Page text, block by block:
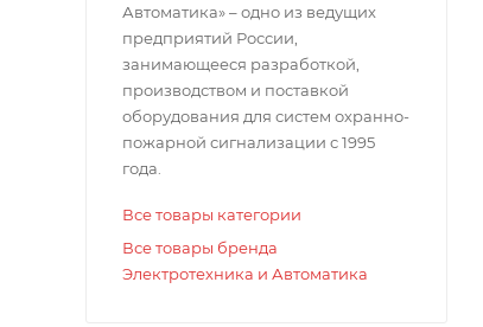
Автоматика» – одно из ведущих
предприятий России,
занимающееся разработкой,
производством и поставкой
оборудования для систем охранно-
пожарной сигнализации с 1995
года.
Все товары категории
Все товары бренда
Электротехника и Автоматика